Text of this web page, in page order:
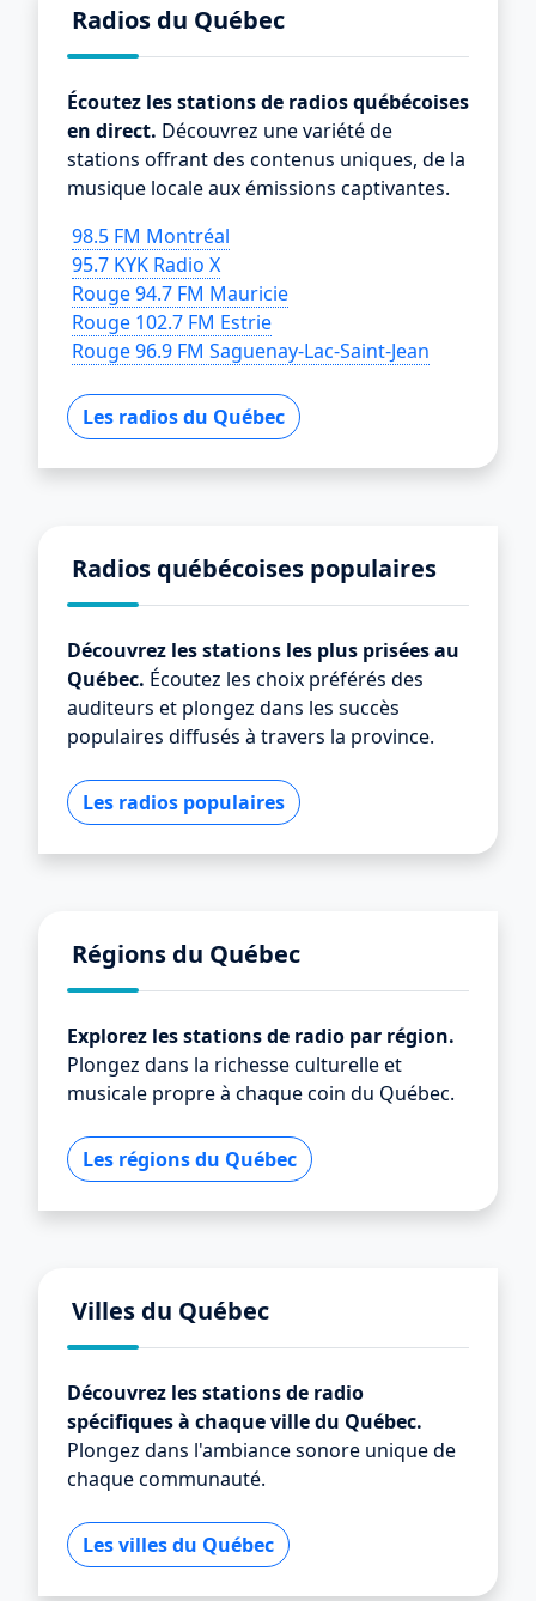
Radios du Québec
Écoutez les stations de radios québécoises
en direct. Découvrez une variété de
stations offrant des contenus uniques, de la
musique locale aux émissions captivantes.
98.5 FM Montréal
95.7 KYK Radio X
Rouge 94.7 FM Mauricie
Rouge 102.7 FM Estrie
Rouge 96.9 FM Saguenay-Lac-Saint-Jean
Les radios du Québec
Radios québécoises populaires
Découvrez les stations les plus prisées au
Québec. Écoutez les choix préférés des
auditeurs et plongez dans les succès
populaires diffusés à travers la province.
Les radios populaires
Régions du Québec
Explorez les stations de radio par région.
Plongez dans la richesse culturelle et
musicale propre à chaque coin du Québec.
Les régions du Québec
Villes du Québec
Découvrez les stations de radio
spécifiques à chaque ville du Québec.
Plongez dans l'ambiance sonore unique de
chaque communauté.
Les villes du Québec